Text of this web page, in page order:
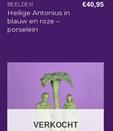
BEELDEN
Heilige Antonius in
blauw en roze –
porselein
€40,95
VERKOCHT